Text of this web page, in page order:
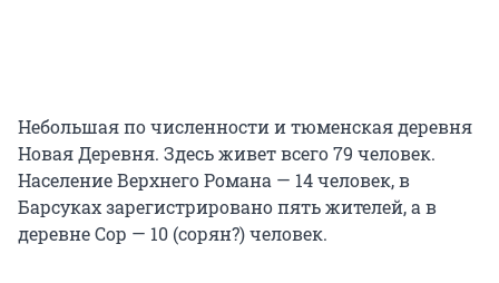
Небольшая по численности и тюменская деревня
Новая Деревня. Здесь живет всего 79 человек.
Население Верхнего Романа — 14 человек, в
Барсуках зарегистрировано пять жителей, а в
деревне Сор — 10 (сорян?) человек.